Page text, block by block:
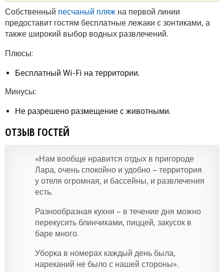
Собственный песчаный пляж на первой линии
предоставит гостям бесплатные лежаки с зонтиками, а
также широкий выбор водных развлечений.
Плюсы:
Бесплатный Wi-Fi на территории.
Минусы:
Не разрешено размещение с животными.
ОТЗЫВ ГОСТЕЙ
«Нам вообще нравится отдых в пригороде
Лара, очень спокойно и удобно – территория
у отеля огромная, и бассейны, и развлечения
есть.
Разнообразная кухня – в течение дня можно
перекусить блинчиками, пиццей, закусок в
баре много.
Уборка в номерах каждый день была,
нареканий не было с нашей стороны».